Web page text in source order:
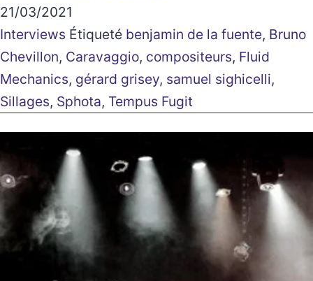
21/03/2021
Interviews Étiqueté benjamin de la fuente, Bruno
Chevillon, Caravaggio, compositeurs, Fluid
Mechanics, gérard grisey, samuel sighicelli,
Sillages, Sphota, Tempus Fugit